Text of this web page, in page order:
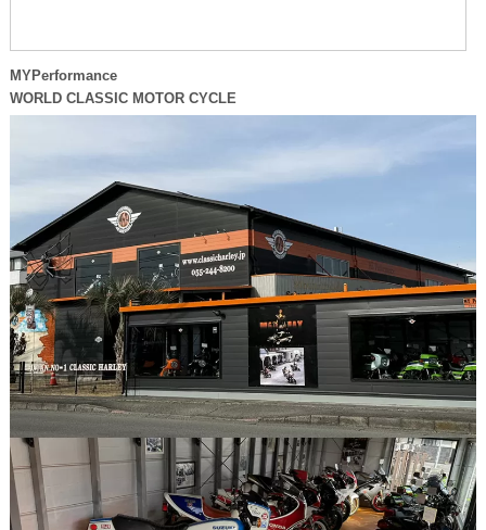
MYPerformance
WORLD CLASSIC MOTOR CYCLE